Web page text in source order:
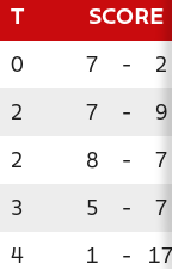
T SCORE
0 7 - 2
2 7 - 9
2 8 - 7
3 5 - 7
4 1 -